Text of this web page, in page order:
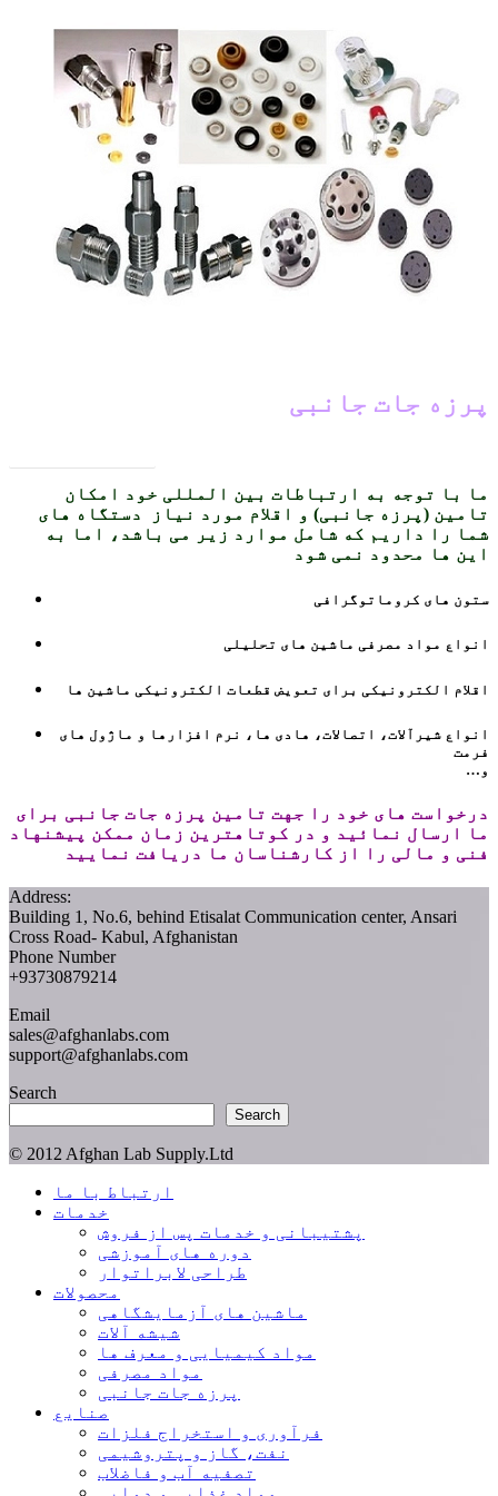
پرزه جات جانبی
ما با توجه به ارتباطات بین المللی خود امکان
تامین (پرزه جانبی) و اقلام مورد نیاز
دستگاه های
شما را داریم که شامل موارد زیر می باشد، اما به
این ها محدود نمی شود
ستون های کروماتوگرافی
انواع مواد مصرفی ماشین های تحلیلی
اقلام الکترونیکی برای تعویض قطعات الکترونیکی ماشین ها
انواع شیرآلات، اتصالات، هادی ها، نرم افزارها و ماژول های
فرمت
…و
درخواست های خود را جهت تامین پرزه جات جانبی برای
ما ارسال نمائید و در کوتاهترین زمان ممکن پیشنهاد
فنی و مالی را از کارشناسان ما دریافت نمایید
Address:
Building 1, No.6, behind Etisalat Communication center, Ansari
Cross Road- Kabul, Afghanistan
Phone Number
+93730879214
Email
sales@afghanlabs.com
support@afghanlabs.com
Search
Search
© 2012 Afghan Lab Supply.Ltd
Close
Menu
ارتباط با ما
خدمات
پشتیبانی و خدمات پس از فروش
دوره های آموزشی
طراحی لابراتوار
محصولات
ماشین های آزمایشگاهی
شیشه آلات
مواد کیمیایی و معرف ها
مواد مصرفی
پرزه جات جانبی
صنایع
فرآوری و استخراج فلزات
نفت، گاز و پتروشیمی
تصفیه آب و فاضلاب